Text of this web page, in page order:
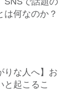
は何なのか？
りな人へ】お
と起こるこ